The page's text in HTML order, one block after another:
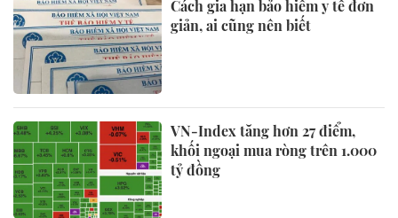
Cách gia hạn bảo hiểm y tế đơn
giản, ai cũng nên biết
VN-Index tăng hơn 27 điểm,
khối ngoại mua ròng trên 1.000
tỷ đồng